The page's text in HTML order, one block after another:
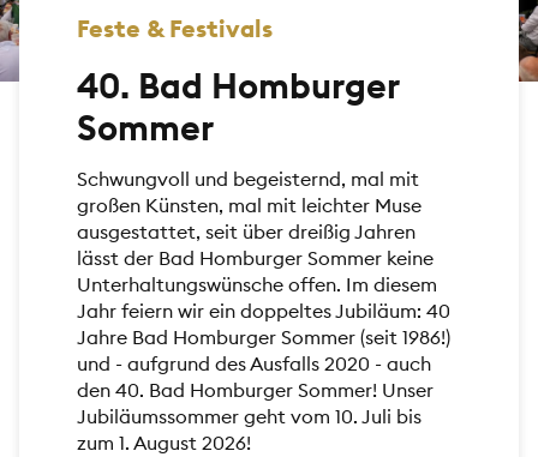
Feste & Festivals
40. Bad Homburger
Sommer
Schwungvoll und begeisternd, mal mit
großen Künsten, mal mit leichter Muse
ausgestattet, seit über dreißig Jahren
lässt der Bad Homburger Sommer keine
Unterhaltungswünsche offen. Im diesem
Jahr feiern wir ein doppeltes Jubiläum: 40
Jahre Bad Homburger Sommer (seit 1986!)
und - aufgrund des Ausfalls 2020 - auch
den 40. Bad Homburger Sommer! Unser
Jubiläumssommer geht vom 10. Juli bis
zum 1. August 2026!